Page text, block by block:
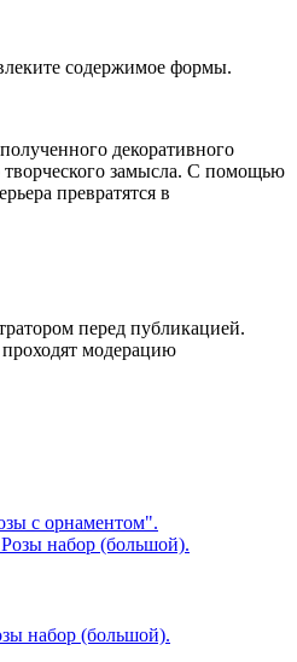
содержимое формы.
декоративного
творческого замысла. С помощью
превратятся в
перед публикацией.
модерацию
с орнаментом".
набор (большой).